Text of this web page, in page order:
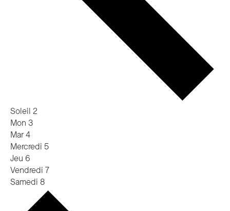
Soleil 2
Mon 3
Mar 4
Mercredi 5
Jeu 6
Vendredi 7
Samedi 8
prochaine